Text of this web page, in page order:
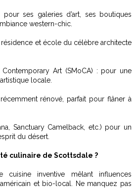
ses galeries d’art, ses boutiques
western-chic.
résidence et école du célèbre architecte
Art (SMoCA) : pour une
locale.
rénové, parfait pour flâner à
Sanctuary Camelback, etc.) pour un
du désert.
culinaire de Scottsdale ?
cuisine inventive mêlant influences
et bio-local. Ne manquez pas